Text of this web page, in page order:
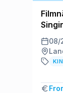
08/